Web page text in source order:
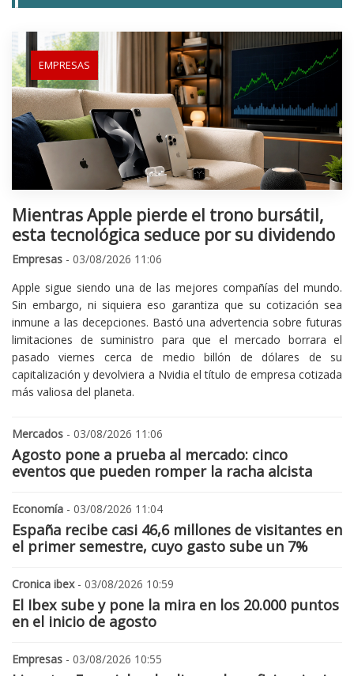
EMPRESAS
Mientras Apple pierde el trono bursátil,
esta tecnológica seduce por su dividendo
Empresas - 03/08/2026 11:06
Apple sigue siendo una de las mejores compañías del mundo.
Sin embargo, ni siquiera eso garantiza que su cotización sea
inmune a las decepciones. Bastó una advertencia sobre futuras
limitaciones de suministro para que el mercado borrara el
pasado viernes cerca de medio billón de dólares de su
capitalización y devolviera a Nvidia el título de empresa cotizada
más valiosa del planeta.
Mercados - 03/08/2026 11:06
Agosto pone a prueba al mercado: cinco
eventos que pueden romper la racha alcista
Economía - 03/08/2026 11:04
España recibe casi 46,6 millones de visitantes en
el primer semestre, cuyo gasto sube un 7%
Cronica ibex- 03/08/2026 10:59
El Ibex sube y pone la mira en los 20.000 puntos
en el inicio de agosto
Empresas - 03/08/2026 10:55